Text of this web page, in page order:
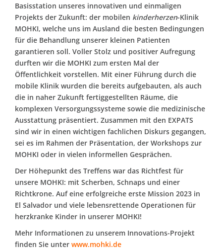
Basisstation unseres innovativen und einmaligen
Projekts der Zukunft: der mobilen kinderherzen-Klinik
MOHKI, welche uns im Ausland die besten Bedingungen
für die Behandlung unserer kleinen Patienten
garantieren soll. Voller Stolz und positiver Aufregung
durften wir die MOHKI zum ersten Mal der
Öffentlichkeit vorstellen. Mit einer Führung durch die
mobile Klinik wurden die bereits aufgebauten, als auch
die in naher Zukunft fertiggestellten Räume, die
komplexen Versorgungssysteme sowie die medizinische
Ausstattung präsentiert. Zusammen mit den EXPATS
sind wir in einen wichtigen fachlichen Diskurs gegangen,
sei es im Rahmen der Präsentation, der Workshops zur
MOHKI oder in vielen informellen Gesprächen.
Der Höhepunkt des Treffens war das Richtfest für
unsere MOHKI: mit Scherben, Schnaps und einer
Richtkrone. Auf eine erfolgreiche erste Mission 2023 in
El Salvador und viele lebensrettende Operationen für
herzkranke Kinder in unserer MOHKI!
Mehr Informationen zu unserem Innovations-Projekt
finden Sie unter www.mohki.de